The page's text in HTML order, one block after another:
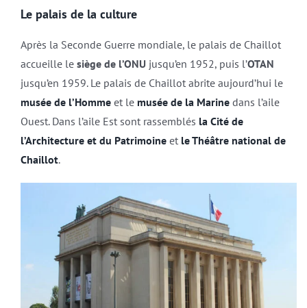
Le palais de la culture
Après la Seconde Guerre mondiale, le palais de Chaillot
accueille le siège de l’ONU jusqu’en 1952, puis l’OTAN
jusqu’en 1959. Le palais de Chaillot abrite aujourd’hui le
musée de l’Hommeet le musée de la Marinedans l’aile
Ouest. Dans l’aile Est sont rassemblés la Cité de
l’Architecture et du Patrimoineet le Théâtre national de
Chaillot.